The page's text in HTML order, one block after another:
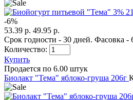
-6%
53.39 р. 49.95 р.
Срок годности - 30 дней. Фасовка -
Количество:
Купить
Продается по 6.00 штук
Биолакт "Тема" яблоко-груша 206г